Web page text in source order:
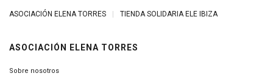
ASOCIACIÓN ELENA TORRES | TIENDA SOLIDARIA ELE IBIZA
ASOCIACIÓN ELENA TORRES
Sobre nosotros